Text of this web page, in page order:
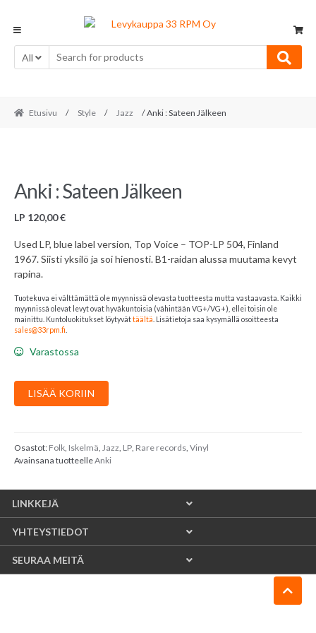
navigation
content
All
Etusivu / Style / Jazz / Anki : Sateen Jälkeen
Anki : Sateen Jälkeen
LP 120,00€
Used LP, blue label version, Top Voice – TOP-LP 504, Finland
1967. Siisti yksilö ja soi hienosti. B1-raidan alussa muutama kevyt
rapina.
Tuotekuva ei välttämättä ole myynnissä olevasta tuotteesta mutta vastaavasta. Kaikki
myynnissä olevat levyt ovat hyväkuntoisia (vähintään VG+/VG+), ellei toisin ole
mainittu. Kuntoluokitukset löytyvättäältä . Lisätietoja saa kysymällä osoitteesta
sales@33rpm.fi
Varastossa
Anki
:
määrä
LISÄÄ KORIIN
Osastot: Folk, Iskelmä, Jazz, LP, Rare records, Vinyl
Avainsana tuotteelleAnki
LINKKEJÄ
YHTEYSTIEDOT
SEURAA MEITÄ